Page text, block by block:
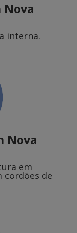
Nova
interna.
Nova
em
cordões de